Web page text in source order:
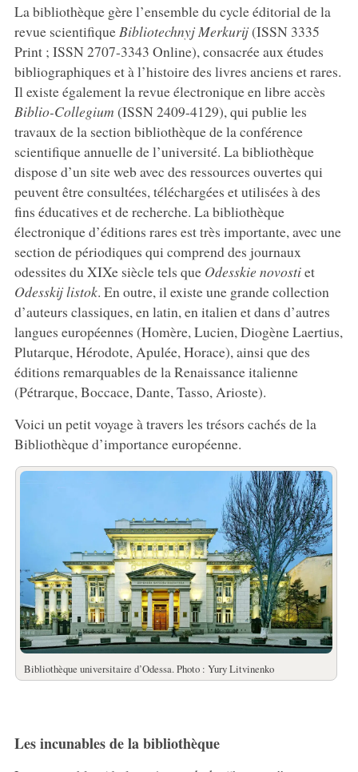
La bibliothèque gère l’ensemble du cycle éditorial de la
revue scientifique Bibliotechnyj Merkurij(ISSN 3335
Print ; ISSN 2707-3343 Online), consacrée aux études
bibliographiques et à l’histoire des livres anciens et rares.
Il existe également la revue électronique en libre accès
Biblio-Collegium (ISSN 2409-4129), qui publie les
travaux de la section bibliothèque de la conférence
scientifique annuelle de l’université. La bibliothèque
dispose d’un site web avec des ressources ouvertes qui
peuvent être consultées, téléchargées et utilisées à des
fins éducatives et de recherche. La bibliothèque
électronique d’éditions rares est très importante, avec une
section de périodiques qui comprend des journaux
odessites du XIXe siècle tels que Odesskie novostiet
Odesskij listok. En outre, il existe une grande collection
d’auteurs classiques, en latin, en italien et dans d’autres
langues européennes (Homère, Lucien, Diogène Laertius,
Plutarque, Hérodote, Apulée, Horace), ainsi que des
éditions remarquables de la Renaissance italienne
(Pétrarque, Boccace, Dante, Tasso, Arioste).
Voici un petit voyage à travers les trésors cachés de la
Bibliothèque d’importance européenne.
Bibliothèque universitaire d’Odessa. Photo : Yury Litvinenko
Les incunables de la bibliothèque